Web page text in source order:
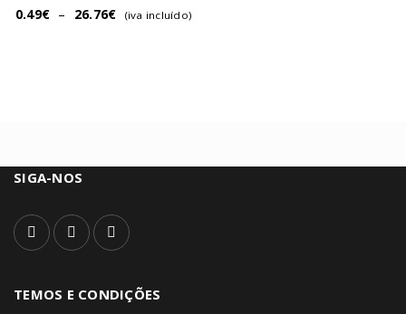
0.49€ – 26.76€ (iva incluído)
SIGA-NOS
TEMOS E CONDIÇÕES